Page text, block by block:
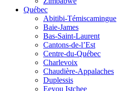
Québec
Abitibi-Témiscamingue
Baie-James
Bas-Saint-Laurent
Cantons-de-l’Est
Centre-du-Québec
Charlevoix
Chaudière-Appalaches
Duplessis
Eeyou Istchee